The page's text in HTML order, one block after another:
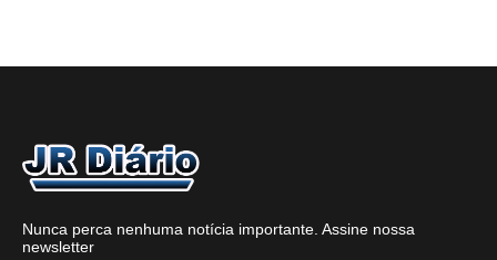
Nunca perca nenhuma notícia importante. Assine nossa
newsletter